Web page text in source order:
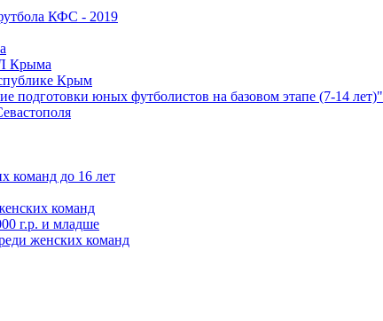
КФС - 2019
Крыма
Крым
подготовки юных футболистов на базовом этапе (7-14 лет)"
команд до 16 лет
команд
г.р. и младше
женских команд